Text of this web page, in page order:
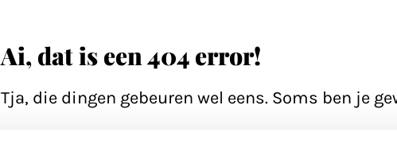
Ai, dat is een 404 error!
Tja, die dingen gebeuren wel eens. Soms ben je